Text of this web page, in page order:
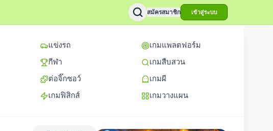
สมัครสมาชิก เข้าสู่ระบบ
แข่งรถ
กีฬา
ต่อจิ๊กซอว์
เกมฟิสิกส์
เกมแพลตฟอร์ม
เกมสืบสวน
เกมผี
เกมวางแผน